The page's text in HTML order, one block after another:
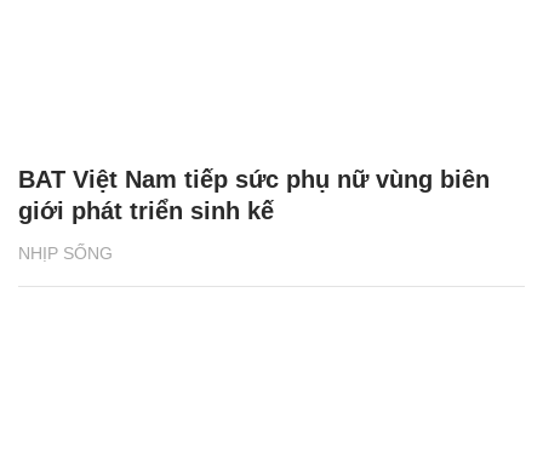
NHỊP SỐNG
BAT Việt Nam tiếp sức phụ nữ vùng biên
giới phát triển sinh kế